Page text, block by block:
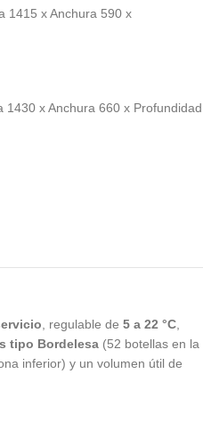
1415 x Anchura 590 x
1430 x Anchura 660 x Profundidad
, regulable de 5 a 22 °C
tipo Bordelesa (52 botellas en la
inferior) y un volumen útil de